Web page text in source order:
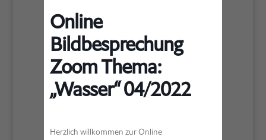
Online
Bildbesprechung
Zoom Thema:
„Wasser“ 04/2022
Herzlich willkommen zur Online